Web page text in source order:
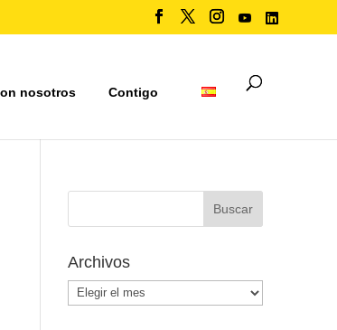
nosotros Contigo
Archivos
Archivos